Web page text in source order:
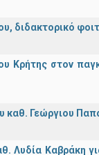
διδακτορικό
Κρήτης στον
καθ. Γεώργιου
Καβράκη